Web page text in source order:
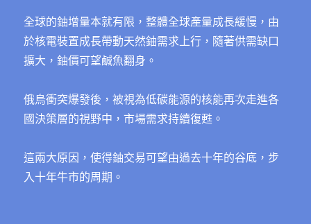
全球的鈾增量本就有限，整體全球產量成長緩慢，由
於核電裝置成長帶動天然鈾需求上行，隨著供需缺口
擴大，鈾價可望鹹魚翻身。
俄烏衝突爆發後，被視為低碳能源的核能再次走進各
國決策層的視野中，市場需求持續復甦。
這兩大原因，使得鈾交易可望由過去十年的谷底，步
入十年牛市的周期。